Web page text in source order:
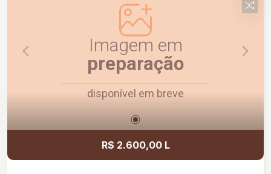
Agende uma visita e conheça!
Imagem em
preparação
disponível em breve
R$ 2.600,00 L